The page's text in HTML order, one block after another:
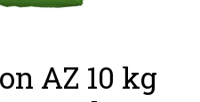
AZ 10 kg